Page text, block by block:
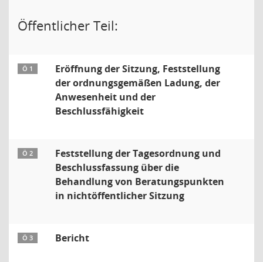
Öffentlicher Teil:
Ö 1
Eröffnung der Sitzung, Feststellung
der ordnungsgemäßen Ladung, der
Anwesenheit und der
Beschlussfähigkeit
Ö 2
Feststellung der Tagesordnung und
Beschlussfassung über die
Behandlung von Beratungspunkten
in nichtöffentlicher Sitzung
Ö 3 Bericht